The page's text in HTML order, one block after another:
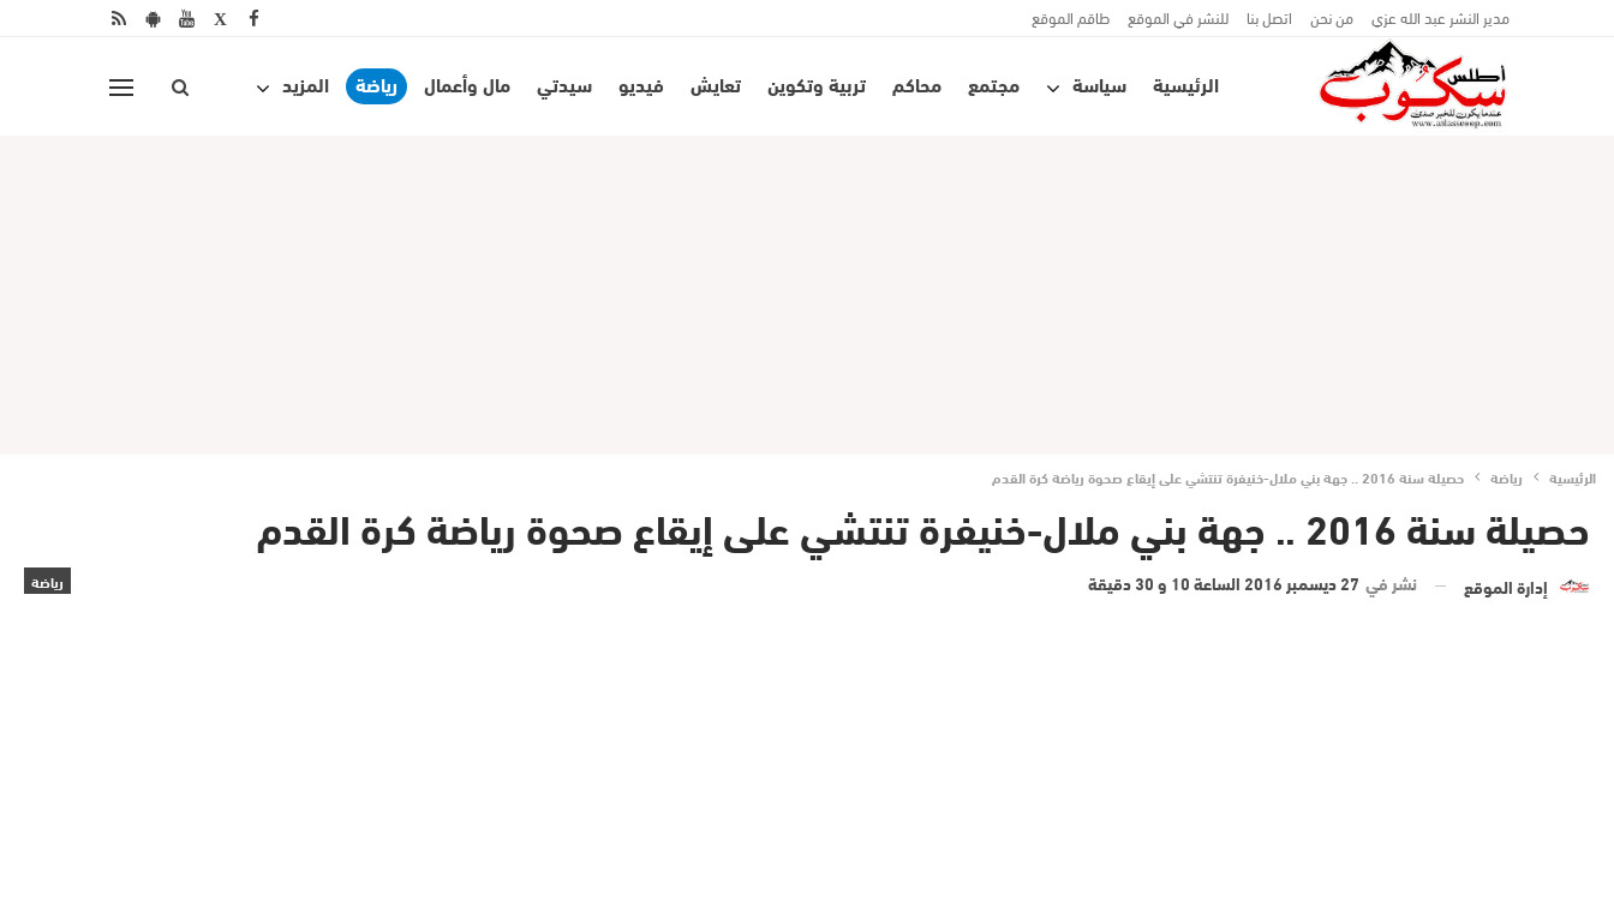
مدير النشر عبد الله عزي من نحن اتصل بنا للنشر في الموقع طاقم الموقع
الرئيسية سياسة مجتمع محاكم تربية وتكوين تعايش فيديو سيدتي مال وأعمال رياضة المزيد
الرئيسية رياضة حصيلة سنة 2016 .. جهة بني ملال-خنيفرة تنتشي على إيقاع صحوة رياضة كرة القدم
حصيلة سنة 2016 .. جهة بني ملال-خنيفرة تنتشي على إيقاع صحوة رياضة كرة القدم
رياضة إدارة الموقع نشر في 27 ديسمبر 2016 الساعة 10 و 30 دقيقة